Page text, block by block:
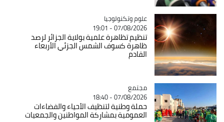
Catégorie
علوم وتكنولوجيا
07/08/2026 - 19:01
تنظيم تظاهرة علمية بولاية الجزائر لرصد
ظاهرة كسوف الشمس الجزئي الأربعاء
القادم
Catégorie
مجتمع
07/08/2026 - 18:40
حملة وطنية لتنظيف الأحياء والفضاءات
العمومية بمشاركة المواطنين والجمعيات